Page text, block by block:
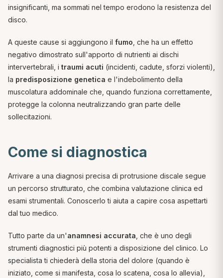
insignificanti, ma sommati nel tempo erodono la resistenza del
disco.
A queste cause si aggiungono il fumo , che ha un effetto
negativo dimostrato sull'apporto di nutrienti ai dischi
intervertebrali, i traumi acuti (incidenti, cadute, sforzi violenti),
la predisposizione genetica e l'indebolimento della
muscolatura addominale che, quando funziona correttamente,
protegge la colonna neutralizzando gran parte delle
sollecitazioni.
Come si diagnostica
Arrivare a una diagnosi precisa di protrusione discale segue
un percorso strutturato, che combina valutazione clinica ed
esami strumentali. Conoscerlo ti aiuta a capire cosa aspettarti
dal tuo medico.
Tutto parte da un'anamnesi accurata , che è uno degli
strumenti diagnostici più potenti a disposizione del clinico. Lo
specialista ti chiederà della storia del dolore (quando è
iniziato, come si manifesta, cosa lo scatena, cosa lo allevia),